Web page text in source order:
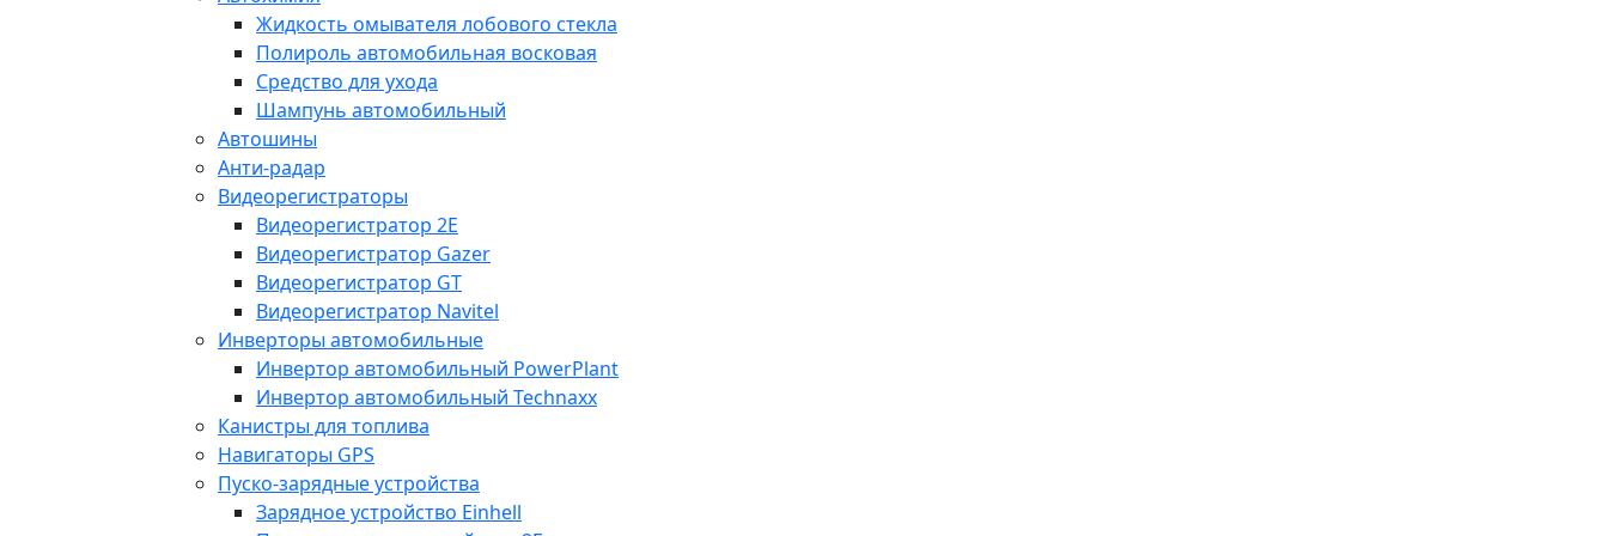
Жидкость омывателя лобового стекла
Полироль автомобильная восковая
Средство для ухода
Шампунь автомобильный
Автошины
Анти-радар
Видеорегистраторы
Видеорегистратор 2E
Видеорегистратор Gazer
Видеорегистратор GT
Видеорегистратор Navitel
Инверторы автомобильные
Инвертор автомобильный PowerPlant
Инвертор автомобильный Technaxx
Канистры для топлива
Навигаторы GPS
Пуско-зарядные устройства
Зарядное устройство Einhell